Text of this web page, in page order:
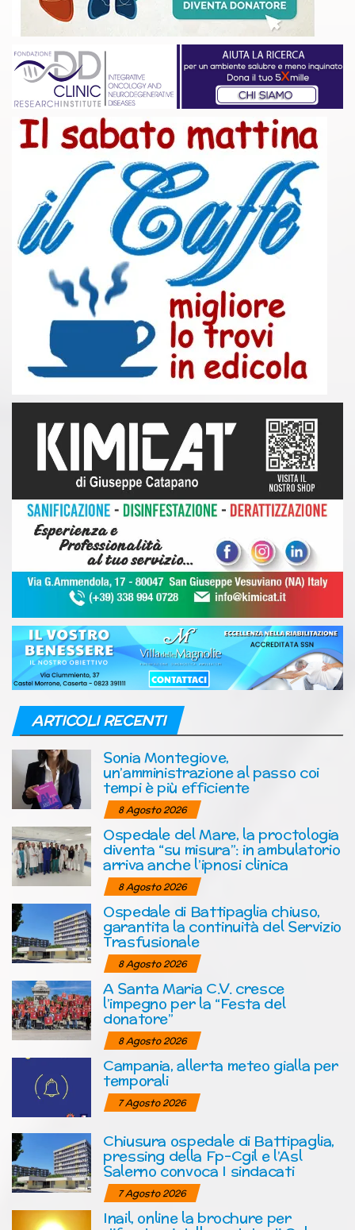
ARTICOLI RECENTI
Sonia Montegiove,
un’amministrazione al passo coi
tempi è più efficiente
8 Agosto 2026
Ospedale del Mare, la proctologia
diventa “su misura”: in ambulatorio
arriva anche l’ipnosi clinica
8 Agosto 2026
Ospedale di Battipaglia chiuso,
garantita la continuità del Servizio
Trasfusionale
8 Agosto 2026
A Santa Maria C.V. cresce
l’impegno per la “Festa del
donatore”
8 Agosto 2026
Campania, allerta meteo gialla per
temporali
7 Agosto 2026
Chiusura ospedale di Battipaglia,
pressing della Fp-Cgil e l’Asl
Salerno convoca I sindacati
7 Agosto 2026
Inail, online la brochure per